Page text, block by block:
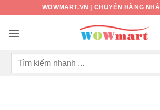
nội
WOWMART.VN | CHUYÊN HÀNG
Tìm